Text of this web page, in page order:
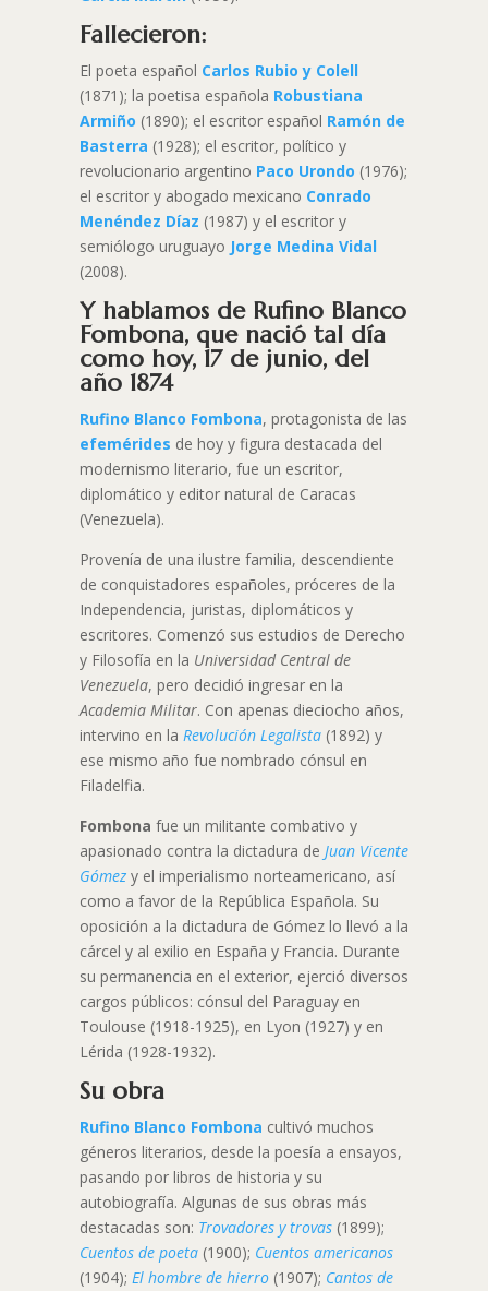
Fallecieron:
El poeta español Carlos Rubio y Colell
(1871); la poetisa española Robustiana
Armiño (1890); el escritor español Ramón de
Basterra (1928); el escritor, político y
revolucionario argentino Paco Urondo (1976);
el escritor y abogado mexicano Conrado
Menéndez Díaz (1987) y el escritor y
semiólogo uruguayo Jorge Medina Vidal
(2008).
Y hablamos de Rufino Blanco
Fombona, que nació tal día
como hoy, 17 de junio, del
año 1874
Rufino Blanco Fombona, protagonista de las
efemérides de hoy y figura destacada del
modernismo literario, fue un escritor,
diplomático y editor natural de Caracas
(Venezuela).
Provenía de una ilustre familia, descendiente
de conquistadores españoles, próceres de la
Independencia, juristas, diplomáticos y
escritores. Comenzó sus estudios de Derecho
y Filosofía en la Universidad Central de
Venezuela, pero decidió ingresar en la
Academia Militar. Con apenas dieciocho años,
intervino en la Revolución Legalista(1892) y
ese mismo año fue nombrado cónsul en
Filadelfia.
Fombona fue un militante combativo y
apasionado contra la dictadura de Juan Vicente
Gómezy el imperialismo norteamericano, así
como a favor de la República Española. Su
oposición a la dictadura de Gómez lo llevó a la
cárcel y al exilio en España y Francia. Durante
su permanencia en el exterior, ejerció diversos
cargos públicos: cónsul del Paraguay en
Toulouse (1918-1925), en Lyon (1927) y en
Lérida (1928-1932).
Su obra
Rufino Blanco Fombona cultivó muchos
géneros literarios, desde la poesía a ensayos,
pasando por libros de historia y su
autobiografía. Algunas de sus obras más
destacadas son: Trovadores y trovas(1899);
Cuentos de poeta(1900); Cuentos americanos
(1904); El hombre de hierro(1907); Cantos de